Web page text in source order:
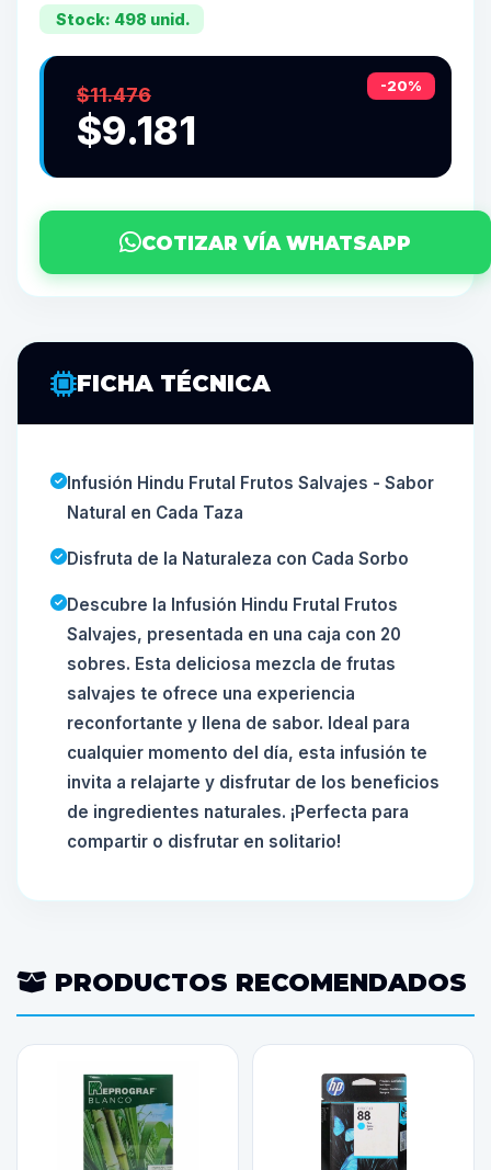
Stock: 498 unid.
-20%
$11.476
$9.181
COTIZAR VÍA WHATSAPP
FICHA TÉCNICA
Infusión Hindu Frutal Frutos Salvajes - Sabor
Natural en Cada Taza
Disfruta de la Naturaleza con Cada Sorbo
Descubre la Infusión Hindu Frutal Frutos
Salvajes, presentada en una caja con 20
sobres. Esta deliciosa mezcla de frutas
salvajes te ofrece una experiencia
reconfortante y llena de sabor. Ideal para
cualquier momento del día, esta infusión te
invita a relajarte y disfrutar de los beneficios
de ingredientes naturales. ¡Perfecta para
compartir o disfrutar en solitario!
PRODUCTOS RECOMENDADOS